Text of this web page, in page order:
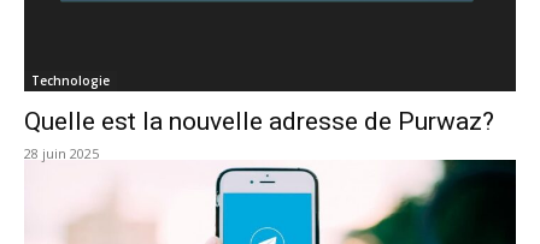
Technologie
Quelle est la nouvelle adresse de Purwaz?
28 juin 2025